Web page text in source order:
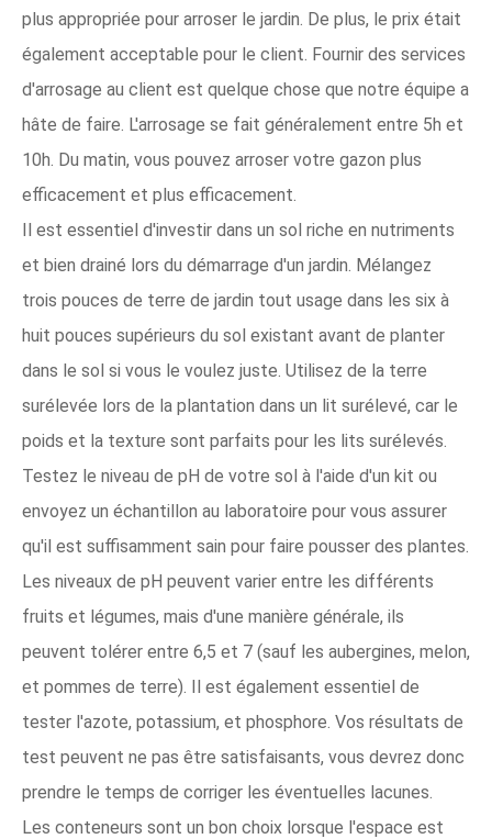
plus appropriée pour arroser le jardin. De plus, le prix était
également acceptable pour le client. Fournir des services
d'arrosage au client est quelque chose que notre équipe a
hâte de faire. L'arrosage se fait généralement entre 5h et
10h. Du matin, vous pouvez arroser votre gazon plus
efficacement et plus efficacement.
Il est essentiel d'investir dans un sol riche en nutriments
et bien drainé lors du démarrage d'un jardin. Mélangez
trois pouces de terre de jardin tout usage dans les six à
huit pouces supérieurs du sol existant avant de planter
dans le sol si vous le voulez juste. Utilisez de la terre
surélevée lors de la plantation dans un lit surélevé, car le
poids et la texture sont parfaits pour les lits surélevés.
Testez le niveau de pH de votre sol à l'aide d'un kit ou
envoyez un échantillon au laboratoire pour vous assurer
qu'il est suffisamment sain pour faire pousser des plantes.
Les niveaux de pH peuvent varier entre les différents
fruits et légumes, mais d'une manière générale, ils
peuvent tolérer entre 6,5 et 7 (sauf les aubergines, melon,
et pommes de terre). Il est également essentiel de
tester l'azote, potassium, et phosphore. Vos résultats de
test peuvent ne pas être satisfaisants, vous devrez donc
prendre le temps de corriger les éventuelles lacunes.
Les conteneurs sont un bon choix lorsque l'espace est